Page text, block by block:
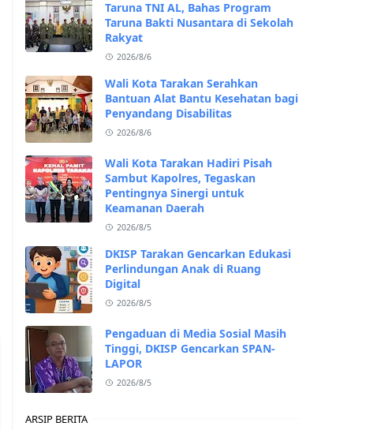
Taruna TNI AL, Bahas Program
Taruna Bakti Nusantara di Sekolah
Rakyat
2026/8/6
Wali Kota Tarakan Serahkan
Bantuan Alat Bantu Kesehatan bagi
Penyandang Disabilitas
2026/8/6
Wali Kota Tarakan Hadiri Pisah
Sambut Kapolres, Tegaskan
Pentingnya Sinergi untuk
Keamanan Daerah
2026/8/5
DKISP Tarakan Gencarkan Edukasi
Perlindungan Anak di Ruang
Digital
2026/8/5
Pengaduan di Media Sosial Masih
Tinggi, DKISP Gencarkan SPAN-
LAPOR
2026/8/5
ARSIP BERITA